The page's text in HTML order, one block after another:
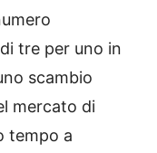
tre per uno in
scambio
mercato di
tempo a